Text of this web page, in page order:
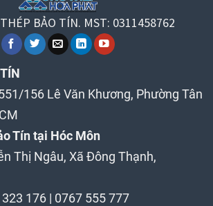
BẢO TÍN. MST: 0311458762
156 Lê Văn Khương, Phường Tân
Tín tại Hóc Môn
Thị Ngâu, Xã Đông Thạnh,
176 | 0767 555 777